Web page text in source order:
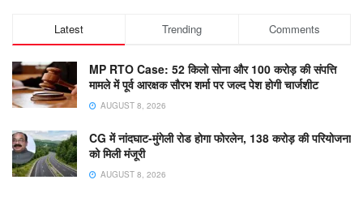
Latest Trending Comments
MP RTO Case: 52 किलो सोना और 100 करोड़ की संपत्ति
मामले में पूर्व आरक्षक सौरभ शर्मा पर जल्द पेश होगी चार्जशीट
AUGUST 8, 2026
CG में नांदघाट-मुंगेली रोड होगा फोरलेन, 138 करोड़ की परियोजना
को मिली मंजूरी
AUGUST 8, 2026